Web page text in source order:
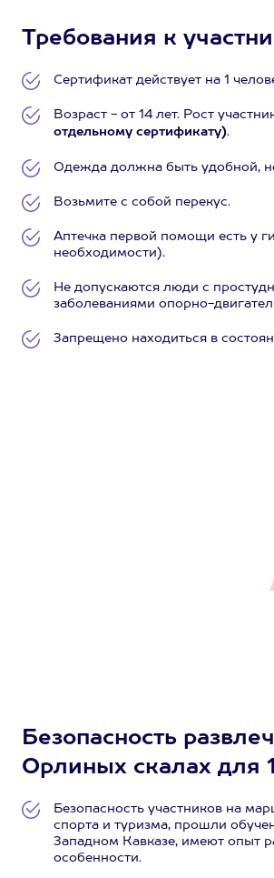
Требования к
Сертификат действует на 1
Возраст - от 14 лет. Рост
отдельному сертификату).
Одежда должна быть удобной,
Возьмите с собой перекус.
Аптечка первой помощи есть у
необходимости).
Не допускаются люди с
заболеваниями опорно-
Запрещено находиться в
Безопасность
Орлиных скалах для
Безопасность участников на
спорта и туризма, прошли
Западном Кавказе, имеют опыт
особенности.